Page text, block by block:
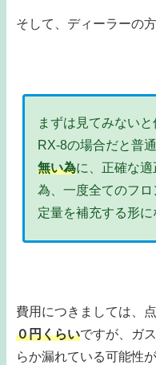
そして、ディーラーの
まずは見てみない
RX-8の場合だと普
無い為に、正確な
為、一度全てのフ
定量を補充する形に
費用につきましては、
０円くらいですが、ガ
らか漏れている可能性